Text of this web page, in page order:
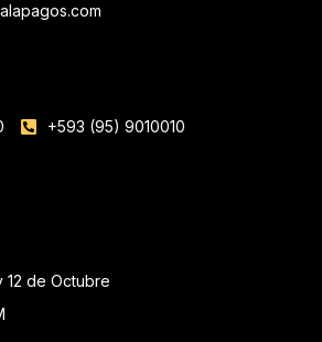
+593 (95) 9010010
12 de Octubre